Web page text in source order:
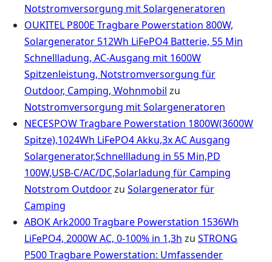
Notstromversorgung mit Solargeneratoren
OUKITEL P800E Tragbare Powerstation 800W,
Solargenerator 512Wh LiFePO4 Batterie, 55 Min
Schnellladung, AC-Ausgang mit 1600W
Spitzenleistung, Notstromversorgung für
Outdoor, Camping, Wohnmobil zu
Notstromversorgung mit Solargeneratoren
NECESPOW Tragbare Powerstation 1800W(3600W
Spitze),1024Wh LiFePO4 Akku,3x AC Ausgang
Solargenerator,Schnellladung in 55 Min,PD
100W,USB-C/AC/DC,Solarladung für Camping
Notstrom Outdoorzu Solargenerator für
Camping
ABOK Ark2000 Tragbare Powerstation 1536Wh
LiFePO4, 2000W AC, 0-100% in 1,3h zu STRONG
P500 Tragbare Powerstation: Umfassender